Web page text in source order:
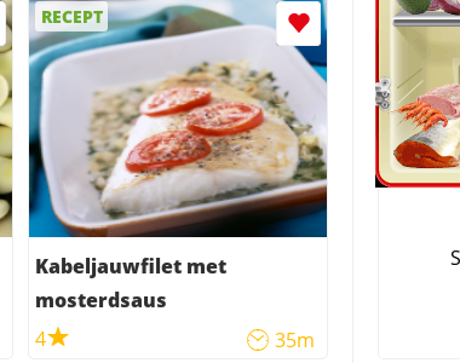
RECEPT
Kabeljauwfilet met
mosterdsaus
4
35m